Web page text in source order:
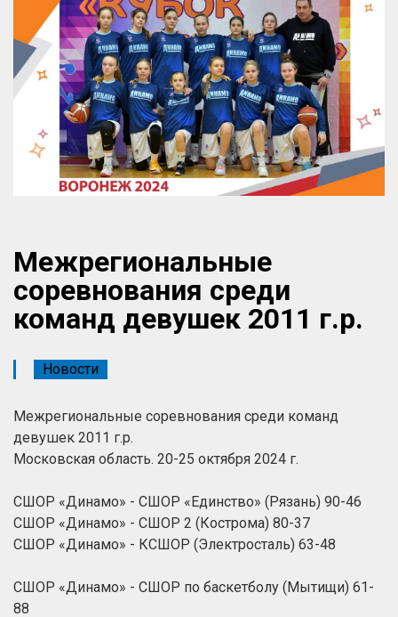
Межрегиональные
соревнования среди
команд девушек 2011 г.р.
Новости
Межрегиональные соревнования среди команд
девушек 2011 г.р.
Московская область. 20-25 октября 2024 г.
СШОР «Динамо» - СШОР «Единство» (Рязань) 90-46
СШОР «Динамо» - СШОР 2 (Кострома) 80-37
СШОР «Динамо» - КСШОР (Электросталь) 63-48
СШОР «Динамо» - СШОР по баскетболу (Мытищи) 61-
88